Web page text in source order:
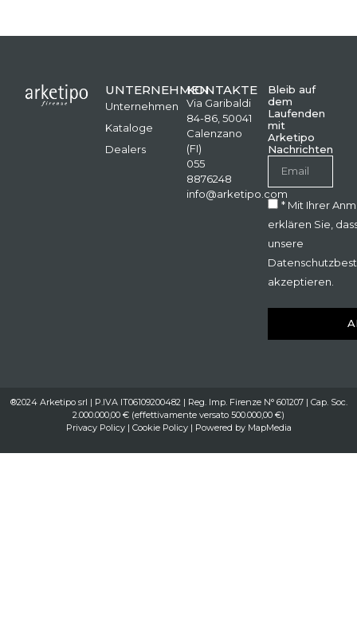
UNTERNEHMEN
Unternehmen
Kataloge
Dealers
KONTAKTE
Via Garibaldi
84-86, 50041
Calenzano
(FI)
055
8876248
info@arketipo.com
Bleib auf
dem
Laufenden
mit
Arketipo
Nachrichten
* Mit Ihrer
erklären Sie,
unsere
akzeptieren.
®2024 Arketipo srl | P.IVA IT06109200482 | Reg. Imp. Firenze N° 601207 | Cap. Soc.
2.000.000,00 € (effettivamente versato 500.000,00 €)
Privacy Policy| Cookie Policy| Powered by MapMedia